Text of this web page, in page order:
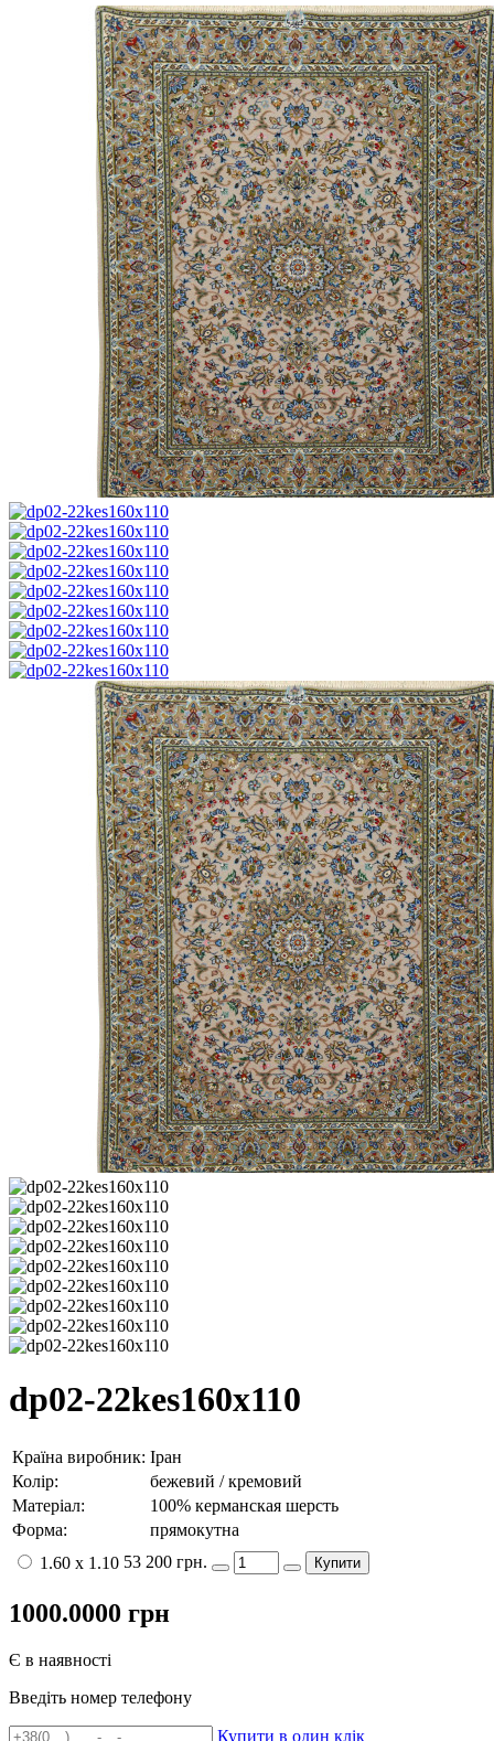
dp02-22kes160x110
Країна виробник: Іран
Колір:
бежевий / кремовий
Матеріал:
100% керманская шерсть
Форма:
прямокутна
1.60 x 1.10 53 200 грн. Купити
1000.0000 грн
Є в наявності
Введіть номер телефону
Купити в один клік